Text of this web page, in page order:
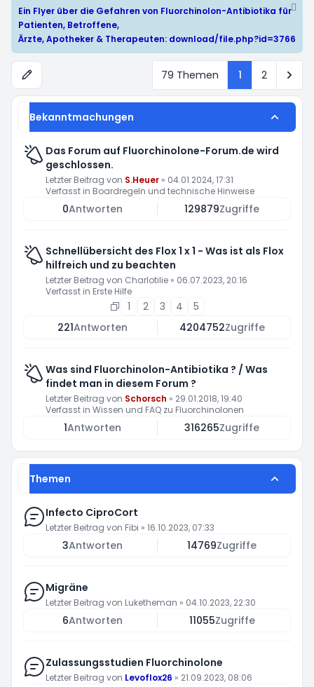
Ein Flyer über die Gefahren von Fluorchinolon-Antibiotika für
Patienten, Betroffene,
Ärzte, Apotheker & Therapeuten: download/file.php?id=3766
79 Themen 1 2
Bekanntmachungen
Das Forum auf Fluorchinolone-Forum.de wird
geschlossen.
Letzter Beitrag von S.Heuer » 04.01.2024, 17:31
Verfasst in Boardregeln und technische Hinweise
0Antworten 129879Zugriffe
Schnellübersicht des Flox 1 x 1 - Was ist als Flox
hilfreich und zu beachten
Letzter Beitrag von Charlotilie » 06.07.2023, 20:16
Verfasst in Erste Hilfe
1 2 3 4
5
221Antworten 4204752Zugriffe
Was sind Fluorchinolon-Antibiotika ? / Was
findet man in diesem Forum ?
Letzter Beitrag von Schorsch » 29.01.2018, 19:40
Verfasst in Wissen und FAQ zu Fluorchinolonen
1Antworten 316265Zugriffe
Themen
Infecto CiproCort
Letzter Beitrag von Fibi » 16.10.2023, 07:33
3Antworten 14769Zugriffe
Migräne
Letzter Beitrag von Luketheman » 04.10.2023, 22:30
6Antworten 11055Zugriffe
Zulassungsstudien Fluorchinolone
Letzter Beitrag von Levoflox26 » 21.09.2023, 08:06